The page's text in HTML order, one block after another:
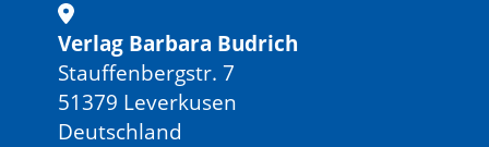
Verlag Barbara Budrich
Stauffenbergstr. 7
51379 Leverkusen
Deutschland